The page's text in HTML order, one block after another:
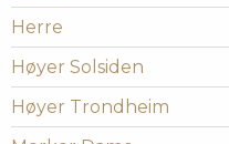
Herre
Høyer Solsiden
Høyer Trondheim